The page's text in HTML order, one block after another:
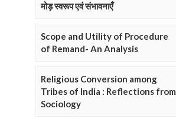
मोड़ स्वरूप एवं संभावनाएँ
Scope and Utility of Procedure
of Remand- An Analysis
Religious Conversion among
Tribes of India : Reflections from
Sociology